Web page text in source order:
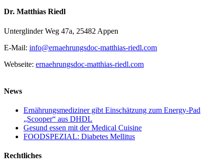
Dr. Matthias Riedl
Unterglinder Weg 47a, 25482 Appen
E-Mail: info@ernaehrungsdoc-matthias-riedl.com
Webseite: ernaehrungsdoc-matthias-riedl.com
News
Ernährungsmediziner gibt Einschätzung zum Energy-Pad
„Scooper“ aus DHDL
Gesund essen mit der Medical Cuisine
FOODSPEZIAL: Diabetes Mellitus
Rechtliches